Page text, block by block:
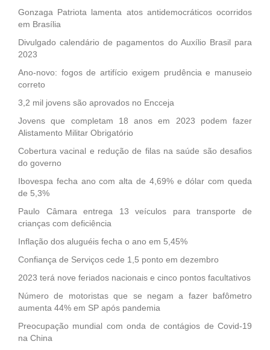
Gonzaga Patriota lamenta atos antidemocráticos ocorridos
em Brasília
Divulgado calendário de pagamentos do Auxílio Brasil para
2023
Ano-novo: fogos de artifício exigem prudência e manuseio
correto
3,2 mil jovens são aprovados no Encceja
Jovens que completam 18 anos em 2023 podem fazer
Alistamento Militar Obrigatório
Cobertura vacinal e redução de filas na saúde são desafios
do governo
Ibovespa fecha ano com alta de 4,69% e dólar com queda
de 5,3%
Paulo Câmara entrega 13 veículos para transporte de
crianças com deficiência
Inflação dos aluguéis fecha o ano em 5,45%
Confiança de Serviços cede 1,5 ponto em dezembro
2023 terá nove feriados nacionais e cinco pontos facultativos
Número de motoristas que se negam a fazer bafômetro
aumenta 44% em SP após pandemia
Preocupação mundial com onda de contágios de Covid-19
na China